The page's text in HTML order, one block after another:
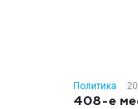
Политика
408-е